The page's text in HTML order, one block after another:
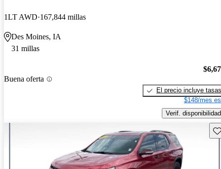
1LT AWD 167,844 millas
Des Moines, IA
31 millas
Buena oferta
El precio incluye tasas
$148/mes
Verif. disponibilidad